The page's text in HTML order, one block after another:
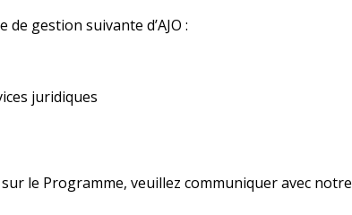
gestion suivante d’AJO :
juridiques
le Programme, veuillez communiquer avec notre